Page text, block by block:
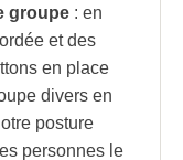
groupe : en
et des
en place
divers en
posture
personnes le